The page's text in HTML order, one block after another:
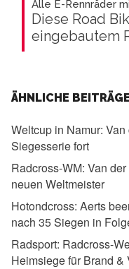
Alle E-Rennräder
Diese Road
eingebautem
ÄHNLICHE BEITRÄGE
Weltcup in Namur: Van
Siegesserie fort
Radcross-WM: Van
neuen Weltmeister
Hotondcross: Aerts
nach 35 Siegen in
Radsport: Radcross-
Heimsiege für Brand &